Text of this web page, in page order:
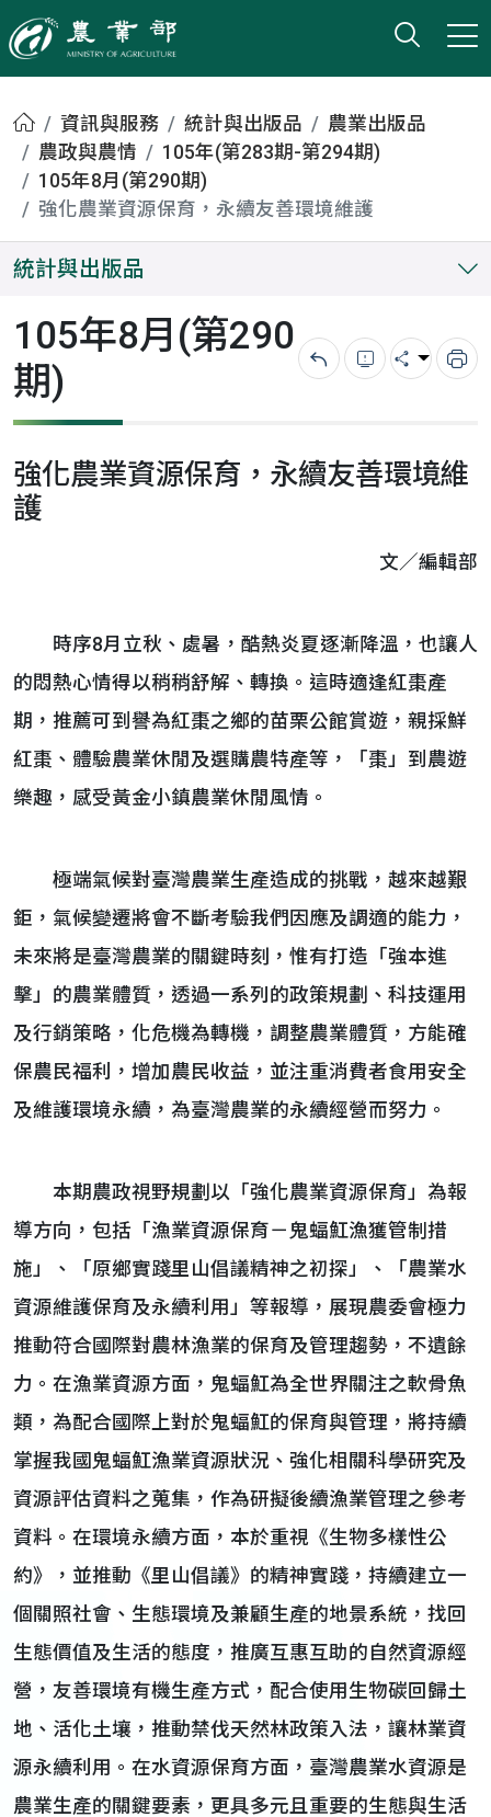
農業部
打開
小版
首頁資訊與服務 統計與出版品
農業出版品
農政與農情
105年(第283期-第294期)
105年8月(第290期)
強化農業資源保育，永續友善環境維護
統計與出版品
105年8月(第290
期)
回上一頁錯誤回報
分享 列
強化農業資源保育，永續友善環境維
護
文／編輯部
時序8月立秋、處暑，酷熱炎夏逐漸降溫，也讓人
的悶熱心情得以稍稍舒解、轉換。這時適逢紅棗產
期，推薦可到譽為紅棗之鄉的苗栗公館賞遊，親採鮮
紅棗、體驗農業休閒及選購農特產等，「棗」到農遊
樂趣，感受黃金小鎮農業休閒風情。
極端氣候對臺灣農業生產造成的挑戰，越來越艱
鉅，氣候變遷將會不斷考驗我們因應及調適的能力，
未來將是臺灣農業的關鍵時刻，惟有打造「強本進
擊」的農業體質，透過一系列的政策規劃、科技運用
及行銷策略，化危機為轉機，調整農業體質，方能確
保農民福利，增加農民收益，並注重消費者食用安全
及維護環境永續，為臺灣農業的永續經營而努力。
本期農政視野規劃以「強化農業資源保育」為報
導方向，包括「漁業資源保育－鬼蝠魟漁獲管制措
施」、「原鄉實踐里山倡議精神之初探」、「農業水
資源維護保育及永續利用」等報導，展現農委會極力
推動符合國際對農林漁業的保育及管理趨勢，不遺餘
力。在漁業資源方面，鬼蝠魟為全世界關注之軟骨魚
類，為配合國際上對於鬼蝠魟的保育與管理，將持續
掌握我國鬼蝠魟漁業資源狀況、強化相關科學研究及
資源評估資料之蒐集，作為研擬後續漁業管理之參考
資料。在環境永續方面，本於重視《生物多樣性公
約》，並推動《里山倡議》的精神實踐，持續建立一
個關照社會、生態環境及兼顧生產的地景系統，找回
生態價值及生活的態度，推廣互惠互助的自然資源經
營，友善環境有機生產方式，配合使用生物碳回歸土
地、活化土壤，推動禁伐天然林政策入法，讓林業資
源永續利用。在水資源保育方面，臺灣農業水資源是
農業生產的關鍵要素，更具多元且重要的生態與生活